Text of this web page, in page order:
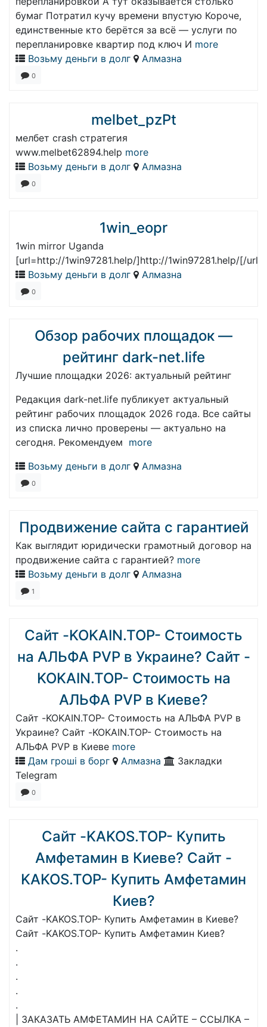
бумаг Потратил кучу времени впустую Короче,
единственные кто берётся за всё — услуги по
перепланировке квартир под ключ И more
Возьму деньги в долг
Алмазна
0
melbet_pzPt
мелбет crash стратегия
www.melbet62894.help more
Возьму деньги в долг
Алмазна
0
1win_eopr
1win mirror Uganda
[url=http://1win97281.help/]http://1win97281.help/[/url]
Возьму деньги в долг
Алмазна
0
Обзор рабочих площадок —
рейтинг dark-net.life
Лучшие площадки 2026: актуальный рейтинг
Редакция dark-net.life публикует актуальный
рейтинг рабочих площадок 2026 года. Все сайты
из списка лично проверены — актуально на
сегодня. Рекомендуем more
Возьму деньги в долг
Алмазна
0
Продвижение сайта с гарантией
Как выглядит юридически грамотный договор на
продвижение сайта с гарантией? more
Возьму деньги в долг
Алмазна
1
Сайт -KOKAIN.TOP- Стоимость
на АЛЬФА PVP в Украине? Сайт -
KOKAIN.TOP- Стоимость на
АЛЬФА PVP в Киеве?
Сайт -KOKAIN.TOP- Стоимость на АЛЬФА PVP в
Украине? Сайт -KOKAIN.TOP- Стоимость на
АЛЬФА PVP в Киеве more
Дам гроші в борг
Алмазна
Закладки
Telegram
0
Сайт -KAKOS.TOP- Купить
Амфетамин в Киеве? Сайт -
KAKOS.TOP- Купить Амфетамин
Киев?
Сайт -KAKOS.TOP- Купить Амфетамин в Киеве?
Сайт -KAKOS.TOP- Купить Амфетамин Киев?
.
.
.
.
.
| ЗАКАЗАТЬ АМФЕТАМИН НА САЙТЕ – ССЫЛКА –